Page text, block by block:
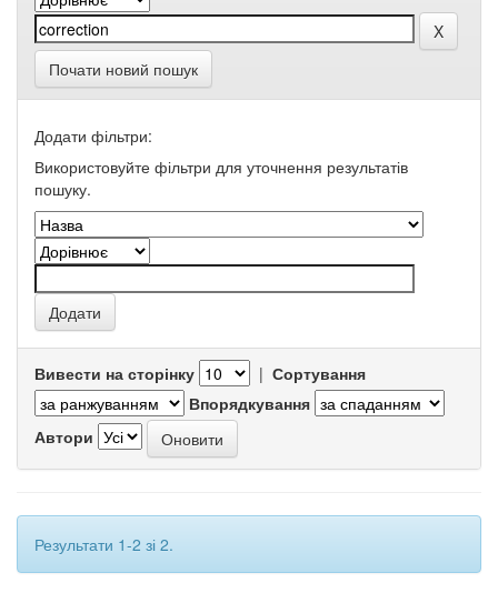
Почати новий пошук
Додати фільтри:
Використовуйте фільтри для уточнення результатів
пошуку.
Вивести на сторінку | Сортування
Впорядкування
Автори
Результати 1-2 зі 2.